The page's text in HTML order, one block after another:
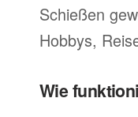
Schießen
Hobbys,
Wie